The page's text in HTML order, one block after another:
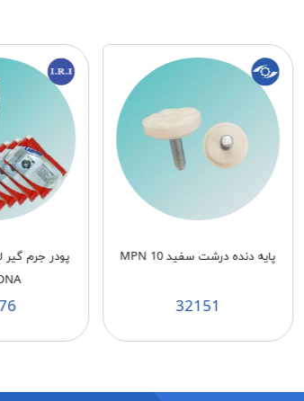
پایه دنده درشت سفید MPN 10
32151
پودر جرم